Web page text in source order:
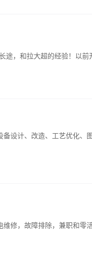
途，和拉大超的经验！以前
设计、改造、工艺优化、
修，故障排除，兼职和零活